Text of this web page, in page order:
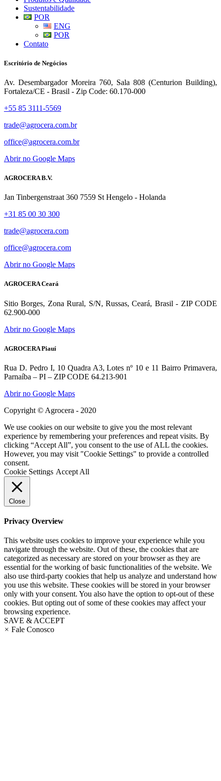
Sustentabilidade
POR
ENG
POR
Contato
Escritório de Negócios
Av. Desembargador Moreira 760, Sala 808 (Centurion Building),
Fortaleza/CE - Brasil - Zip Code: 60.170-000
+55 85 3111-5569
trade@agrocera.com.br
office@agrocera.com.br
Abrir no Google Maps
AGROCERA B.V.
Jan Tinbergenstraat 360 7559 St Hengelo - Holanda
+31 85 00 30 300
trade@agrocera.com
office@agrocera.com
Abrir no Google Maps
AGROCERA Ceará
Sitio Borges, Zona Rural, S/N, Russas, Ceará, Brasil - ZIP CODE
62.900-000
Abrir no Google Maps
AGROCERA Piauí
Rua D. Pedro I, 10 Quadra A3, Lotes nº 10 e 11 Bairro Primavera,
Parnaíba – PI – ZIP CODE 64.213-901
Abrir no Google Maps
Copyright © Agrocera - 2020
We use cookies on our website to give you the most relevant
experience by remembering your preferences and repeat visits. By
clicking “Accept All”, you consent to the use of ALL the cookies.
However, you may visit "Cookie Settings" to provide a controlled
consent.
Cookie Settings Accept All
Close
Privacy Overview
This website uses cookies to improve your experience while you
navigate through the website. Out of these, the cookies that are
categorized as necessary are stored on your browser as they are
essential for the working of basic functionalities of the website. We
also use third-party cookies that help us analyze and understand how
you use this website. These cookies will be stored in your browser
only with your consent. You also have the option to opt-out of these
cookies. But opting out of some of these cookies may affect your
browsing experience.
SAVE & ACCEPT
× Fale Conosco